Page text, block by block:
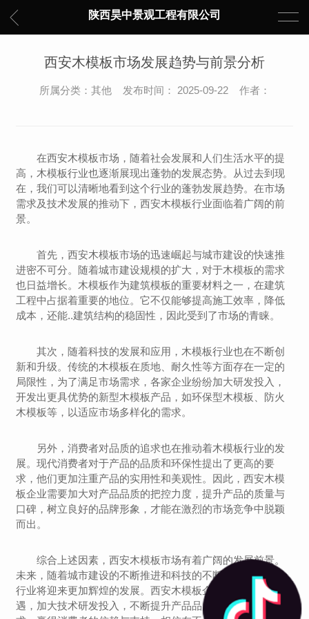
陕西昊中景观工程有限公司
西安木模板市场发展趋势与前景分析
所属分类：其他 发布时间： 2025-09-22 作者：
在西安木模板市场，随着社会发展和人们生活水平的提
高，木模板行业也逐渐展现出蓬勃的发展态势。从过去到现
在，我们可以清晰地看到这个行业的蓬勃发展趋势。在市场
需求及技术发展的推动下，西安木模板行业面临着广阔的前
景。
首先，西安木模板市场的迅速崛起与城市建设的快速推
进密不可分。随着城市建设规模的扩大，对于木模板的需求
也日益增长。木模板作为建筑模板的重要材料之一，在建筑
工程中占据着重要的地位。它不仅能够提高施工效率，降低
成本，还能..建筑结构的稳固性，因此受到了市场的青睐。
其次，随着科技的发展和应用，木模板行业也在不断创
新和升级。传统的木模板在质地、耐久性等方面存在一定的
局限性，为了满足市场需求，各家企业纷纷加大研发投入，
开发出更具优势的新型木模板产品，如环保型木模板、防火
木模板等，以适应市场多样化的需求。
另外，消费者对品质的追求也在推动着木模板行业的发
展。现代消费者对于产品的品质和环保性提出了更高的要
求，他们更加注重产品的实用性和美观性。因此，西安木模
板企业需要加大对产品品质的把控力度，提升产品的质量与
口碑，树立良好的品牌形象，才能在激烈的市场竞争中脱颖
而出。
综合上述因素，西安木模板市场有着广阔的发展前景。
未来，随着城市建设的不断推进和科技的不断创新，木模板
行业将迎来更加辉煌的发展。西安木模板企业应当抓住机
遇，加大技术研发投入，不断提升产品品质，满足市场需